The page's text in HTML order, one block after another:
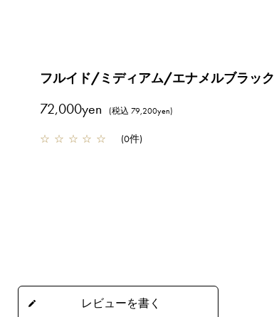
フルイド/ミディアム/エナメルブラック
72,000yen (税込 79,200yen)
☆ ☆ ☆ ☆ ☆ (0件)